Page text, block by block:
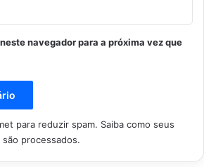
navegador para a próxima vez que
para reduzir spam. Saiba como seus
processados.